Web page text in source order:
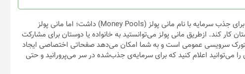
محصول
انتخاب
شوند
تا پیش از روی‌کار‌آمدن جنروسیتی نتورک، پی پال قابلیتی ویژه برای جذب سرمایه با نام مانی پولز (Money Pools) داشت؛ اما مانی پولز
کار کند. ازطریق مانی پولز می‌توانستید به خانواده یا دوستان برای مشارکت
سرویسی عمومی است و به شما امکان می‌دهد صفحاتی اختصاصی ایجاد
می‌توانید اعلام کنید که برای سرمایه‌ی جذب‌شده در سر می‌پرورانید و حتی